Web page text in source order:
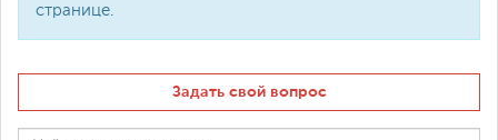
странице.
Задать свой вопрос